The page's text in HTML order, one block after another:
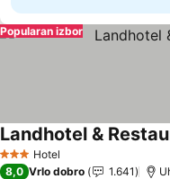
Popularan izbor
3 Zvezdice
Hotel
Landhotel &
8,0 Vrlo dobro 1.641